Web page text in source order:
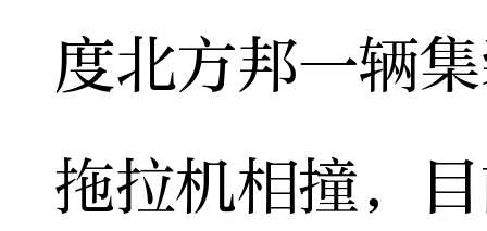
度北方邦一辆
拖拉机相撞，